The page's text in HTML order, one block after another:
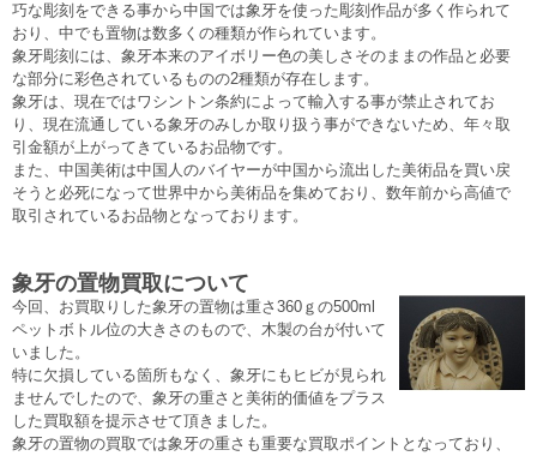
巧な彫刻をできる事から中国では象牙を使った彫刻作品が多く作られて
おり、中でも置物は数多くの種類が作られています。
象牙彫刻には、象牙本来のアイボリー色の美しさそのままの作品と必要
な部分に彩色されているものの2種類が存在します。
象牙は、現在ではワシントン条約によって輸入する事が禁止されてお
り、現在流通している象牙のみしか取り扱う事ができないため、年々取
引金額が上がってきているお品物です。
また、中国美術は中国人のバイヤーが中国から流出した美術品を買い戻
そうと必死になって世界中から美術品を集めており、数年前から高値で
取引されているお品物となっております。
象牙の置物買取について
今回、お買取りした象牙の置物は重さ360ｇの500ml
ペットボトル位の大きさのもので、木製の台が付いて
いました。
特に欠損している箇所もなく、象牙にもヒビが見られ
ませんでしたので、象牙の重さと美術的価値をプラス
した買取額を提示させて頂きました。
象牙の置物の買取では象牙の重さも重要な買取ポイントとなっており、